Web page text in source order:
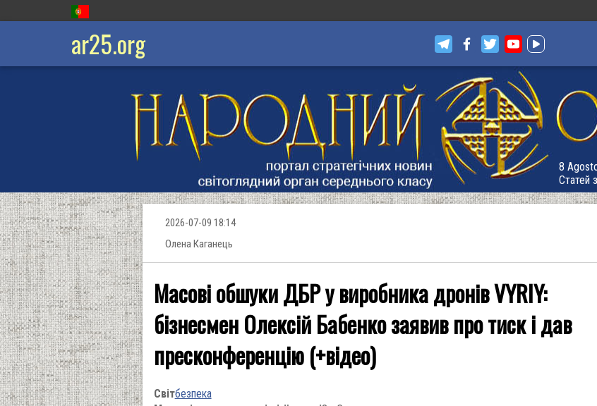
ar25.org
8
Статей
2026-07-09 18:14
Олена Каганець
Масові обшуки ДБР у виробника дронів VYRIY:
бізнесмен Олексій Бабенко заявив про тиск і дав
пресконференцію (+відео)
Світбезпека